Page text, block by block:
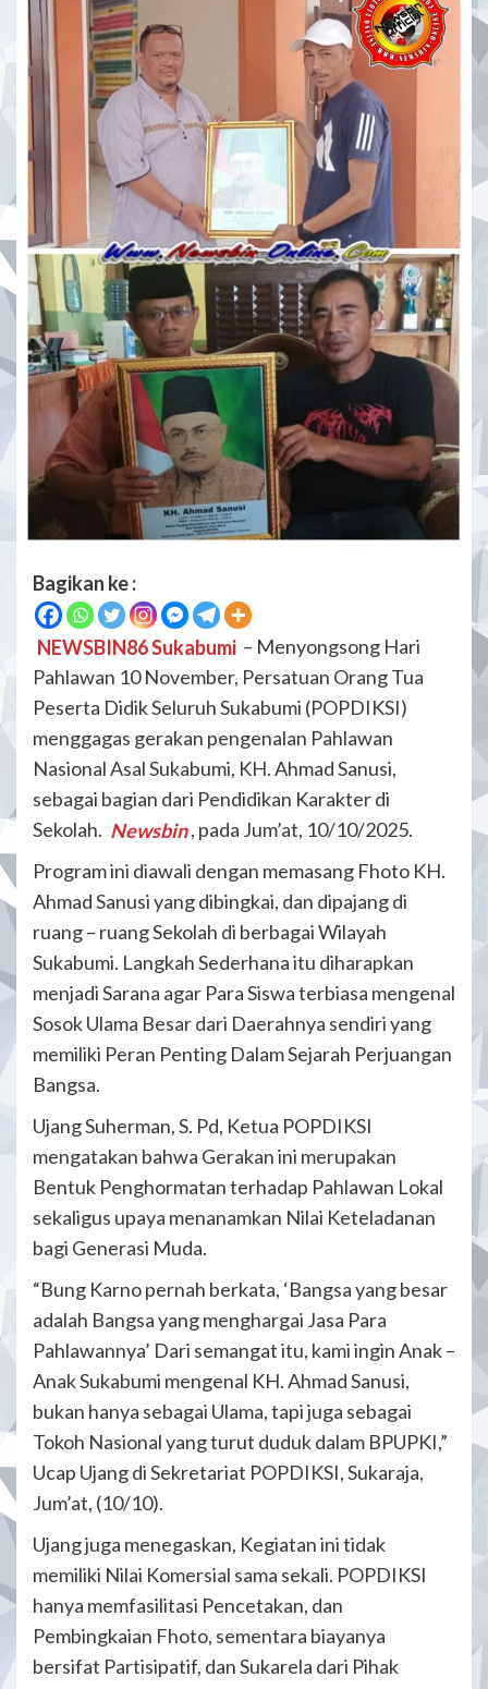
Bagikan ke :
NEWSBIN86 Sukabumi – Menyongsong Hari
Pahlawan 10 November, Persatuan Orang Tua
Peserta Didik Seluruh Sukabumi (POPDIKSI)
menggagas gerakan pengenalan Pahlawan
Nasional Asal Sukabumi, KH. Ahmad Sanusi,
sebagai bagian dari Pendidikan Karakter di
Sekolah. Newsbin , pada Jum’at, 10/10/2025.
Program ini diawali dengan memasang Fhoto KH.
Ahmad Sanusi yang dibingkai, dan dipajang di
ruang – ruang Sekolah di berbagai Wilayah
Sukabumi. Langkah Sederhana itu diharapkan
menjadi Sarana agar Para Siswa terbiasa mengenal
Sosok Ulama Besar dari Daerahnya sendiri yang
memiliki Peran Penting Dalam Sejarah Perjuangan
Bangsa.
Ujang Suherman, S. Pd, Ketua POPDIKSI
mengatakan bahwa Gerakan ini merupakan
Bentuk Penghormatan terhadap Pahlawan Lokal
sekaligus upaya menanamkan Nilai Keteladanan
bagi Generasi Muda.
“Bung Karno pernah berkata, ‘Bangsa yang besar
adalah Bangsa yang menghargai Jasa Para
Pahlawannya’ Dari semangat itu, kami ingin Anak –
Anak Sukabumi mengenal KH. Ahmad Sanusi,
bukan hanya sebagai Ulama, tapi juga sebagai
Tokoh Nasional yang turut duduk dalam BPUPKI,”
Ucap Ujang di Sekretariat POPDIKSI, Sukaraja,
Jum’at, (10/10).
Ujang juga menegaskan, Kegiatan ini tidak
memiliki Nilai Komersial sama sekali. POPDIKSI
hanya memfasilitasi Pencetakan, dan
Pembingkaian Fhoto, sementara biayanya
bersifat Partisipatif, dan Sukarela dari Pihak